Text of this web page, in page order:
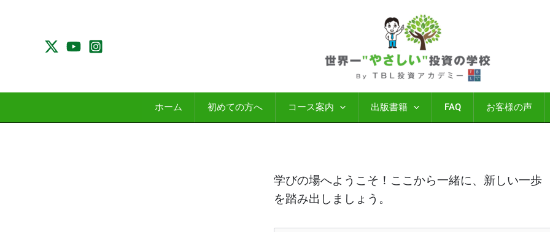
プ
ホーム 初めての方へ コース案内 出版書籍 FAQ お客様の声
学びの場へようこそ！ここから一緒に、新しい一歩
を踏み出しましょう。